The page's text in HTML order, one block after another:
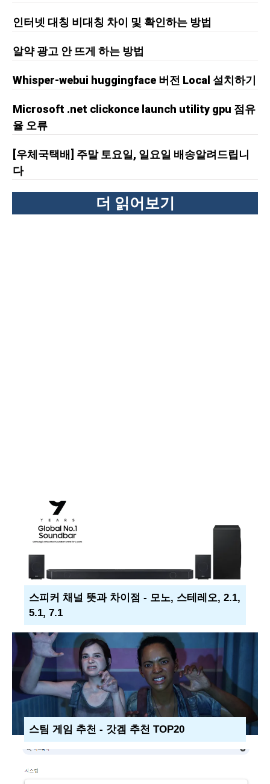
인터넷 대칭 비대칭 차이 및 확인하는 방법
알약 광고 안 뜨게 하는 방법
Whisper-webui huggingface 버전 Local 설치하기
Microsoft .net clickonce launch utility gpu 점유
율 오류
[우체국택배] 주말 토요일, 일요일 배송알려드립니
다
더 읽어보기
스피커 채널 뜻과 차이점 - 모노, 스테레오, 2.1,
5.1, 7.1
스팀 게임 추천 - 갓겜 추천 TOP20